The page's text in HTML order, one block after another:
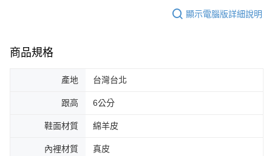
顯示電腦版詳細說明
商品規格
產地 台灣台北
跟高 6公分
鞋面材質 綿羊皮
內裡材質 真皮